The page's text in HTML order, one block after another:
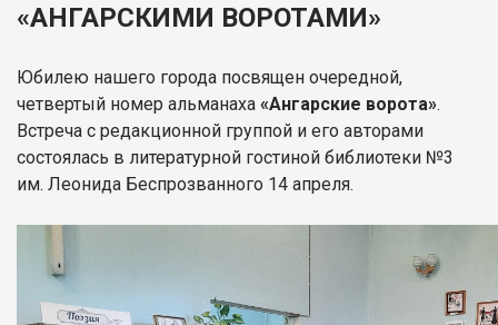
«АНГАРСКИМИ ВОРОТАМИ»
Юбилею нашего города посвящен очередной,
четвертый номер альманаха «Ангарские ворота».
Встреча с редакционной группой и его авторами
состоялась в литературной гостиной библиотеки №3
им. Леонида Беспрозванного 14 апреля.